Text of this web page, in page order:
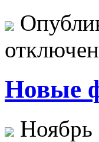
Новые
Ноябрь